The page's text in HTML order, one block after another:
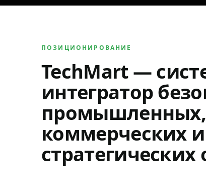
ПОЗИЦИОНИРОВАНИЕ
TechMart —
интегратор
промышленных,
коммерческих и
стратегических